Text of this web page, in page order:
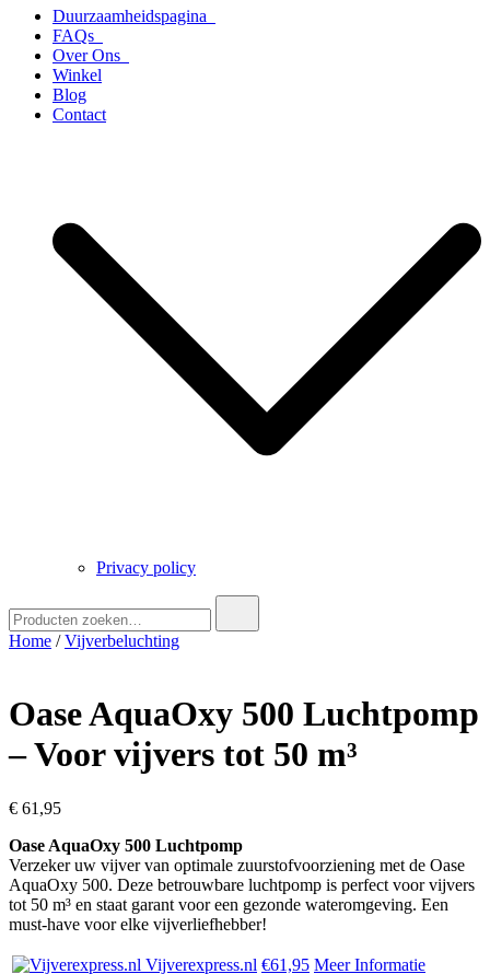
Duurzaamheidspagina
FAQs
Over Ons
Winkel
Blog
Contact
Privacy policy
naar:
Home /Vijverbeluchting
Oase AquaOxy 500 Luchtpomp
– Voor vijvers tot 50 m³
€ 61,95
Oase AquaOxy 500 Luchtpomp
Verzeker uw vijver van optimale zuurstofvoorziening met de Oase
AquaOxy 500. Deze betrouwbare luchtpomp is perfect voor vijvers
tot 50 m³ en staat garant voor een gezonde wateromgeving. Een
must-have voor elke vijverliefhebber!
Vijverexpress.nl €61,95 Meer Informatie